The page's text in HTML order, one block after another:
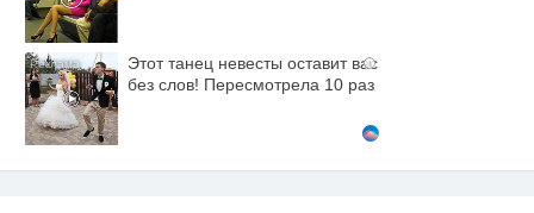
i
Этот танец невесты оставит вас
без слов! Пересмотрела 10 раз